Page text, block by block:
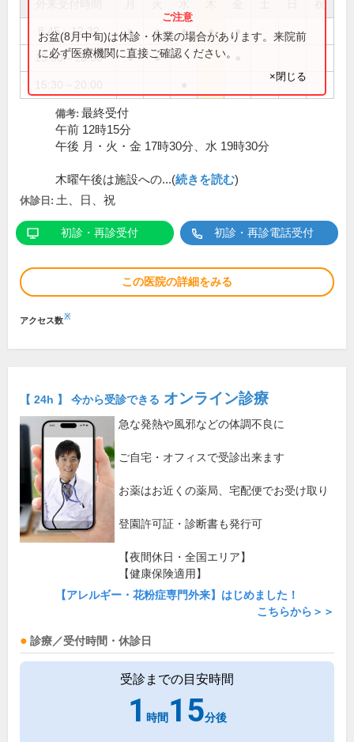
祝
8:45～12:30 ● ● ● ● ●
15:30～18:00 ● ●
お盆(8月中旬)は休診・休業の場合があります。来院前
に必ず医療機関に直接ご確認ください。
×閉じる
備考: 最終受付
午前 12時15分
午後 月・火・金 17時30分、水 19時30分
木曜午後は施設への...(続きを読む)
休診日: 土、日、祝
初診・再診受付 初診・再診電話受付
この医院の詳細をみる
アクセス数※
【 24h 】 今から受診できる オンライン診療
急な発熱や風邪などの体調不良に
ご自宅・オフィスで受診出来ます
お薬はお近くの薬局、宅配便でお受け取り
登園許可証・診断書も発行可
【夜間休日・全国エリア】
【健康保険適用】
【アレルギー・花粉症専門外来】はじめました！
こちらから＞＞
診療／受付時間・休診日
受診までの目安時間
1 時間15分後